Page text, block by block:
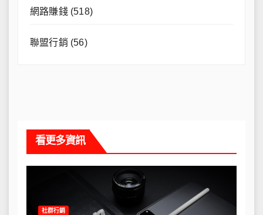
網路賺錢(518)
聯盟行銷 (56)
看更多資訊
社群行銷